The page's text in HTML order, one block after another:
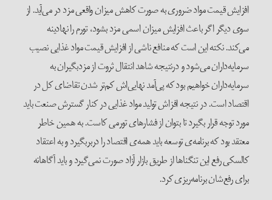
افزایش قیمت مواد ضروری به صورت کاهش میزان واقعی مزد در می‌آید. از
سوی دیگر اگر باعث افزایش میزان اسمی مزد بشود، تورم را نهادینه
می‌کند. نکته این است که منافع ناشی از افزایش قیمت مواد غذایی نصیب
سرمایه‌داران می‌شود و درنتیجه شاهد انتقال ثروت از مزدبگیران به
سرمایه‌داران خواهیم بود که پی‌آمد نهایی‌اش کم‌تر شدن تقاضای کل در
اقتصاد است. در نتیجه افزاش تولید مواد غذایی در کنار گسترش صنعت باید
مورد توجه قرار بگیرد تا بتوان از فشارهای تورمی کاست. به همین خاطر
معتقد بود که برنامه‌ی توسعه باید همه‌ی اقتصاد را دربربگیرد و به اعتقاد
کالسکی رفع این تنگناها از طریق بازار آزاد صورت نمی‌گیرد و باید آگاهانه
برای رفع‌شان برنامه‌ریزی کرد.